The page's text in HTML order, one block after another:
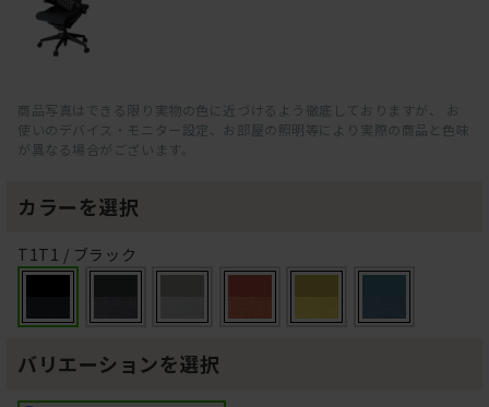
商品写真はできる限り実物の色に近づけるよう徹底しておりますが、 お
使いのデバイス・モニター設定、お部屋の照明等により実際の商品と色味
が異なる場合がございます。
カラーを選択
T1T1 / ブラック
バリエーションを選択